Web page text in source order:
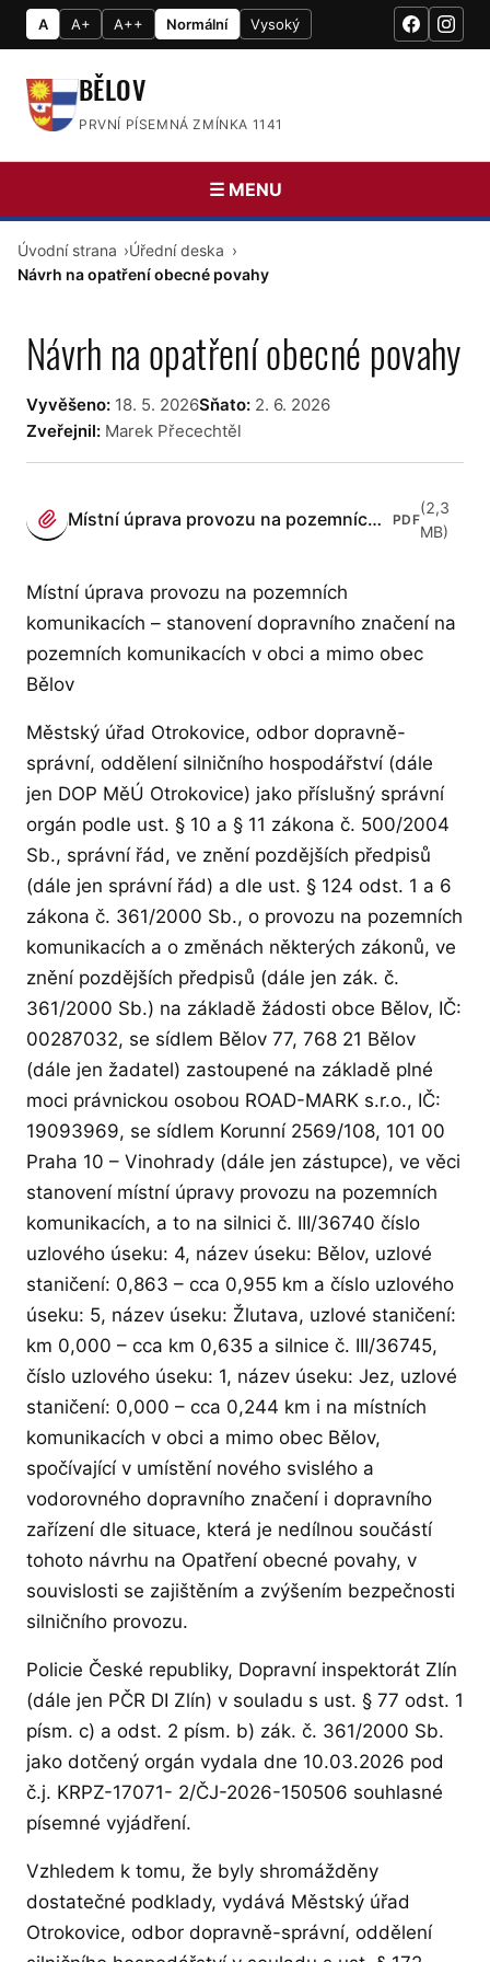
A A+ A++ Normální Vysoký
BĚLOV
PRVNÍ PÍSEMNÁ ZMÍNKA 1141
☰ MENU
Úvodní strana
Úřední deska
Návrh na opatření obecné povahy
Návrh na opatření obecné povahy
Vyvěšeno: 18. 5. 2026Sňato: 2. 6. 2026
Zveřejnil: Marek Přecechtěl
Místní úprava provozu na pozemních komunikacích –… PDF
(2,3
MB)
(otevře se v novém panelu)
Místní úprava provozu na pozemních
komunikacích – stanovení dopravního značení na
pozemních komunikacích v obci a mimo obec
Bělov
Městský úřad Otrokovice, odbor dopravně-
správní, oddělení silničního hospodářství (dále
jen DOP MěÚ Otrokovice) jako příslušný správní
orgán podle ust. § 10 a § 11 zákona č. 500/2004
Sb., správní řád, ve znění pozdějších předpisů
(dále jen správní řád) a dle ust. § 124 odst. 1 a 6
zákona č. 361/2000 Sb., o provozu na pozemních
komunikacích a o změnách některých zákonů, ve
znění pozdějších předpisů (dále jen zák. č.
361/2000 Sb.) na základě žádosti obce Bělov, IČ:
00287032, se sídlem Bělov 77, 768 21 Bělov
(dále jen žadatel) zastoupené na základě plné
moci právnickou osobou ROAD-MARK s.r.o., IČ:
19093969, se sídlem Korunní 2569/108, 101 00
Praha 10 – Vinohrady (dále jen zástupce), ve věci
stanovení místní úpravy provozu na pozemních
komunikacích, a to na silnici č. III/36740 číslo
uzlového úseku: 4, název úseku: Bělov, uzlové
staničení: 0,863 – cca 0,955 km a číslo uzlového
úseku: 5, název úseku: Žlutava, uzlové staničení:
km 0,000 – cca km 0,635 a silnice č. III/36745,
číslo uzlového úseku: 1, název úseku: Jez, uzlové
staničení: 0,000 – cca 0,244 km i na místních
komunikacích v obci a mimo obec Bělov,
spočívající v umístění nového svislého a
vodorovného dopravního značení i dopravního
zařízení dle situace, která je nedílnou součástí
tohoto návrhu na Opatření obecné povahy, v
souvislosti se zajištěním a zvýšením bezpečnosti
silničního provozu.
Policie České republiky, Dopravní inspektorát Zlín
(dále jen PČR DI Zlín) v souladu s ust. § 77 odst. 1
písm. c) a odst. 2 písm. b) zák. č. 361/2000 Sb.
jako dotčený orgán vydala dne 10.03.2026 pod
č.j. KRPZ-17071- 2/ČJ-2026-150506 souhlasné
písemné vyjádření.
Vzhledem k tomu, že byly shromážděny
dostatečné podklady, vydává Městský úřad
Otrokovice, odbor dopravně-správní, oddělení